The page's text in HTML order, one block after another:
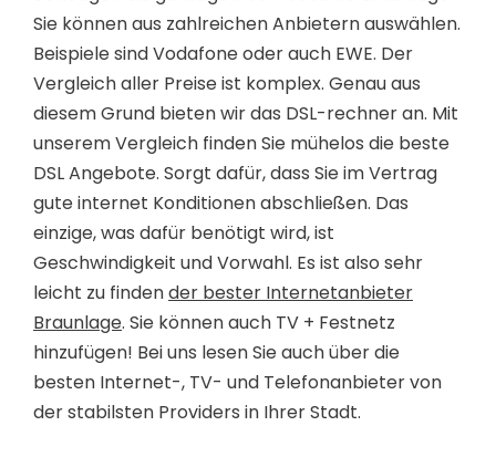
Sie können aus zahlreichen Anbietern auswählen.
Beispiele sind Vodafone oder auch EWE. Der
Vergleich aller Preise ist komplex. Genau aus
diesem Grund bieten wir das DSL-rechner an. Mit
unserem Vergleich finden Sie mühelos die beste
DSL Angebote. Sorgt dafür, dass Sie im Vertrag
gute internet Konditionen abschließen. Das
einzige, was dafür benötigt wird, ist
Geschwindigkeit und Vorwahl. Es ist also sehr
leicht zu findender bester Internetanbieter
Braunlage. Sie können auch TV + Festnetz
hinzufügen! Bei uns lesen Sie auch über die
besten Internet-, TV- und Telefonanbieter von
der stabilsten Providers in Ihrer Stadt.